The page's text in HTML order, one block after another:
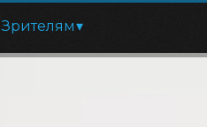
Зрителям